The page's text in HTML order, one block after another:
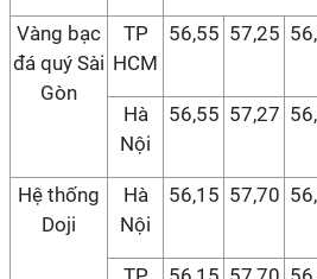
Vàng bạc
đá quý Sài
Gòn
TP
HCM
56,55 57,25
Hà
Nội
56,55 57,27
Hệ thống
Doji
Hà
Nội
56,15 57,70